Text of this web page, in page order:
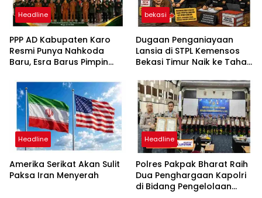
Headline
PPP AD Kabupaten Karo
Resmi Punya Nahkoda
Baru, Esra Barus Pimpin
bekasi
Dugaan Penganiayaan
Lansia di STPL Kemensos
Bekasi Timur Naik ke Tahap
Minta Proses Transparan
dan Bebas Intervensi
Headline
Amerika Serikat Akan Sulit
Paksa Iran Menyerah
Headline
Polres Pakpak Bharat Raih
Dua Penghargaan Kapolri
di Bidang Pengelolaan